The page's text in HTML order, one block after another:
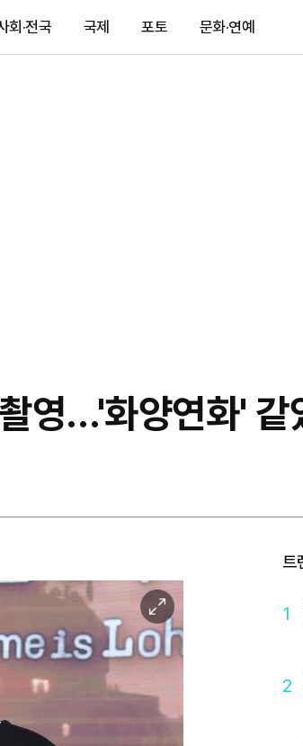
회·전국 국제 포토 문화·연예
영…'화양연화' 같
이
미
지
트
1
2